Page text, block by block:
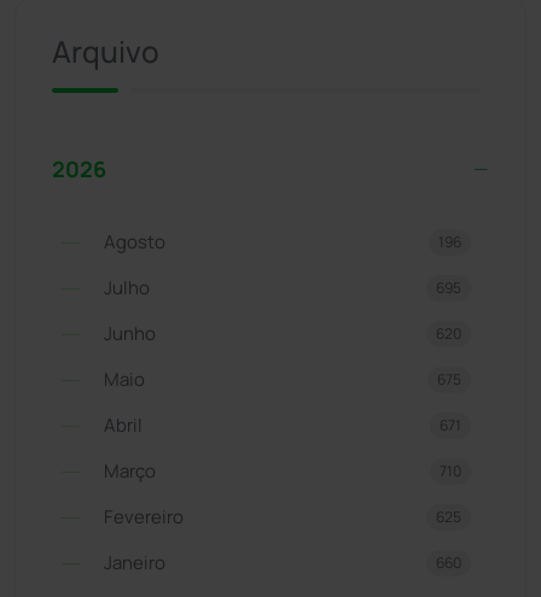
Arquivo
2026
Agosto 196
Julho 695
Junho 620
Maio 675
Abril 671
Março 710
Fevereiro 625
Janeiro 660